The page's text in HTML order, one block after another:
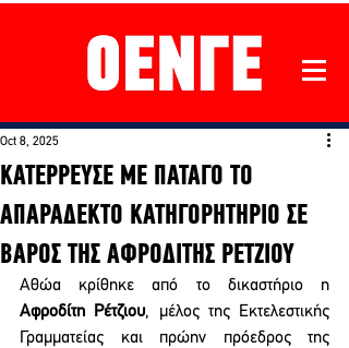
ΚΑΤΕΡΡΕΥΣΕ ΜΕ ΠΑΤΑΓΟ ΤΟ
ΑΠΑΡΑΔΕΚΤΟ ΚΑΤΗΓΟΡΗΤΗΡΙΟ ΣΕ
ΒΑΡΟΣ ΤΗΣ ΑΦΡΟΔΙΤΗΣ ΡΕΤΖΙΟΥ
Oct 8, 2025
Αφροδίτη Ρέτζιου, μέλος της Εκτελεστικής
Γραμματείας και πρώην πρόεδρος της